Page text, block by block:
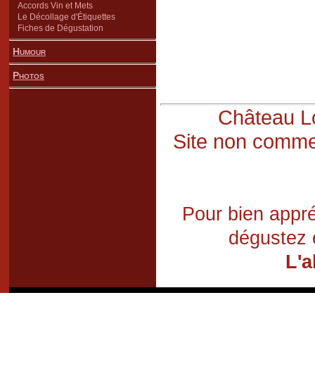
Accords Vin et Mets
Le Décollage d'Étiquettes
Fiches de Dégustation
Humour
Photos
Château
Site non
Pour bien
dégustez